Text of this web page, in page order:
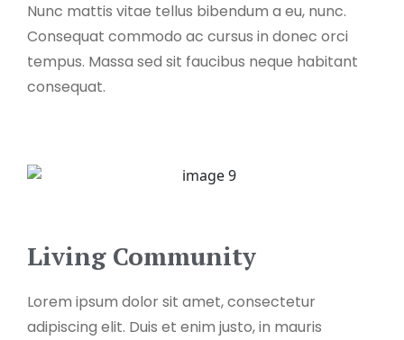
Nunc mattis vitae tellus bibendum a eu, nunc.
Consequat commodo ac cursus in donec orci
tempus. Massa sed sit faucibus neque habitant
consequat.
Living Community
Lorem ipsum dolor sit amet, consectetur
adipiscing elit. Duis et enim justo, in mauris